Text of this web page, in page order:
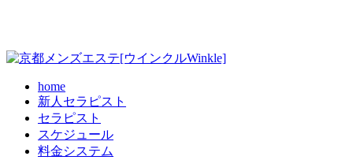
home
新人セラピスト
セラピスト
スケジュール
料金システム